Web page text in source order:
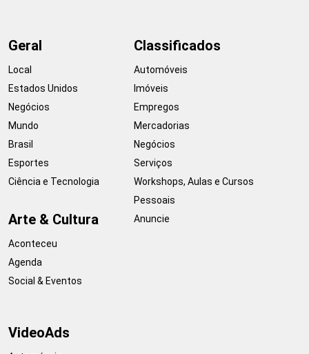
Geral
Local
Estados Unidos
Negócios
Mundo
Brasil
Esportes
Ciência e Tecnologia
Arte & Cultura
Aconteceu
Agenda
Social & Eventos
Classificados
Automóveis
Imóveis
Empregos
Mercadorias
Negócios
Serviços
Workshops, Aulas e Cursos
Pessoais
Anuncie
VideoAds